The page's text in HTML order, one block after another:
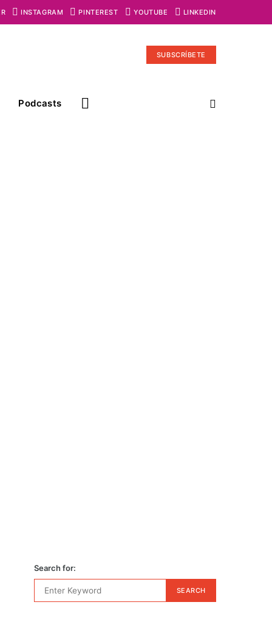
INSTAGRAM PINTEREST YOUTUBE LINKEDIN
SUBSCRÍBETE
Podcasts
Search for:
SEARCH